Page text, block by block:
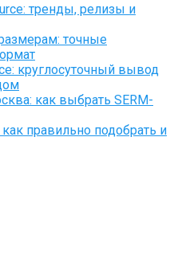
тренды, релизы и
точные
круглосуточный вывод
как выбрать SERM-
правильно подобрать и